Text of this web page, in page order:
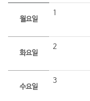
월요일
1
화요일
2
수요일
3